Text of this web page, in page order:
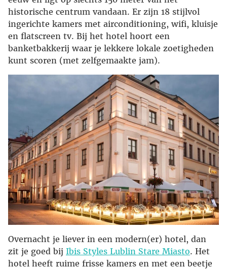
historische centrum vandaan. Er zijn 18 stijlvol
ingerichte kamers met airconditioning, wifi, kluisje
en flatscreen tv. Bij het hotel hoort een
banketbakkerij waar je lekkere lokale zoetigheden
kunt scoren (met zelfgemaakte jam).
Overnacht je liever in een modern(er) hotel, dan
zit je goed bij Ibis Styles Lublin Stare Miasto. Het
hotel heeft ruime frisse kamers en met een beetje